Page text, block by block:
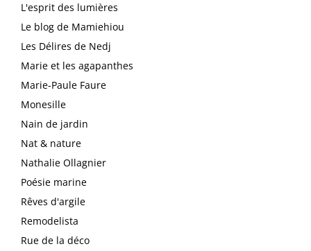
L'esprit des lumières
Le blog de Mamiehiou
Les Délires de Nedj
Marie et les agapanthes
Marie-Paule Faure
Monesille
Nain de jardin
Nat & nature
Nathalie Ollagnier
Poésie marine
Rêves d'argile
Remodelista
Rue de la déco